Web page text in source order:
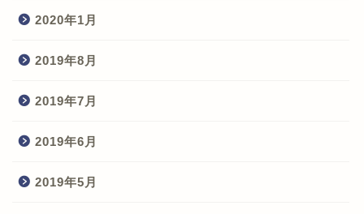
2020年1月
2019年8月
2019年7月
2019年6月
2019年5月